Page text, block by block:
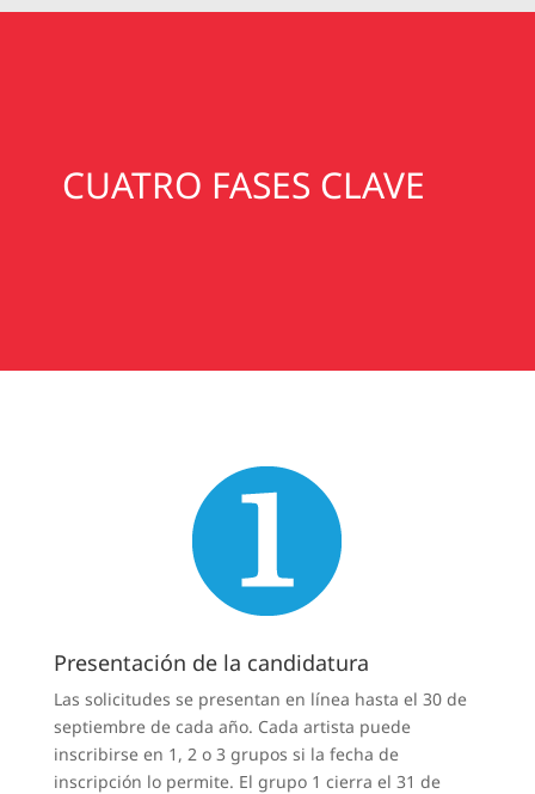
t
CUATRO FASES CLAVE
Presentación de la candidatura
Las solicitudes se presentan en línea hasta el 30 de
septiembre de cada año. Cada artista puede
inscribirse en 1, 2 o 3 grupos si la fecha de
inscripción lo permite. El grupo 1 cierra el 31 de